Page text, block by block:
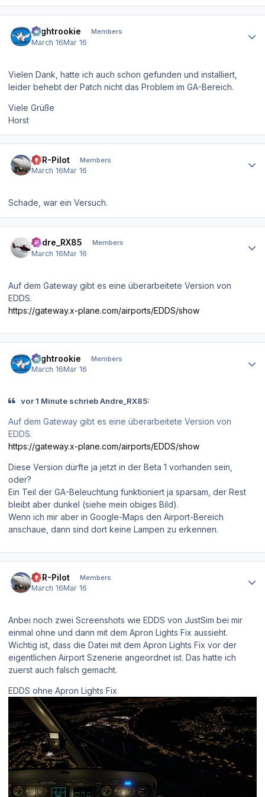
Flightrookie Members
March 16Mar 16
Vielen Dank, hatte ich auch schon gefunden und installiert,
leider behebt der Patch nicht das Problem im GA-Bereich.
Viele Grüße
Horst
VFR-Pilot Members
March 16Mar 16
Schade, war ein Versuch.
Andre_RX85 Members
March 16Mar 16
Auf dem Gateway gibt es eine überarbeitete Version von
EDDS.
https://gateway.x-plane.com/airports/EDDS/show
Flightrookie Members
March 16Mar 16
vor 1 Minute schrieb Andre_RX85:
Auf dem Gateway gibt es eine überarbeitete Version von
EDDS.
https://gateway.x-plane.com/airports/EDDS/show
Diese Version dürfte ja jetzt in der Beta 1 vorhanden sein,
oder?
Ein Teil der GA-Beleuchtung funktioniert ja sparsam, der Rest
bleibt aber dunkel (siehe mein obiges Bild).
Wenn ich mir aber in Google-Maps den Airport-Bereich
anschaue, dann sind dort keine Lampen zu erkennen.
VFR-Pilot Members
March 16Mar 16
Anbei noch zwei Screenshots wie EDDS von JustSim bei mir
einmal ohne und dann mit dem Apron Lights Fix aussieht.
Wichtig ist, dass die Datei mit dem Apron Lights Fix vor der
eigentlichen Airport Szenerie angeordnet ist. Das hatte ich
zuerst auch falsch gemacht.
EDDS ohne Apron Lights Fix